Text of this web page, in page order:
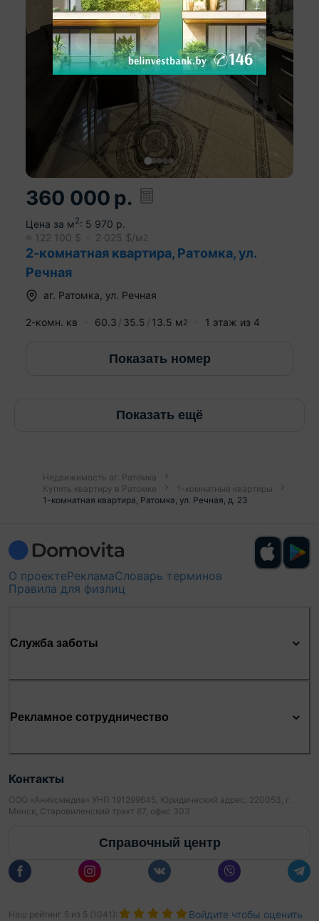
360 000 р.
Цена за м2: 5 970 р.
≈ 122 100 $ 2 025 $/м 2
2-комнатная квартира, Ратомка, ул.
Речная
аг. Ратомка, ул. Речная
2-комн. кв 60.3 35.5 13.5 м2 1 этаж из 4
Показать номер
Показать ещё
Недвижимость аг. Ратомка
Купить квартиру в Ратомке
1-комнатные квартиры
1-комнатная квартира, Ратомка, ул. Речная, д. 23
О проектеРекламаСловарь терминов
Правила для физлиц
Служба заботы
Рекламное сотрудничество
Контакты
ООО «Аниксмедиа» УНП 191299645, Юридический адрес: 220053, г.
Минск, Старовиленский тракт 87, офис 303
Справочный центр
Наш рейтинг 5 из 5 1041 ): Войдите чтобы оценить